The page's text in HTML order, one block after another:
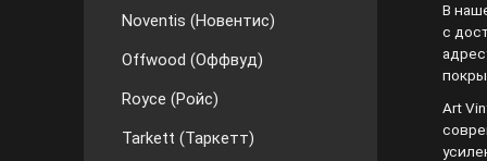
Noventis (Новентис)
Offwood (Оффвуд)
Royce (Ройс)
Tarkett (Таркетт)
В
с
Art